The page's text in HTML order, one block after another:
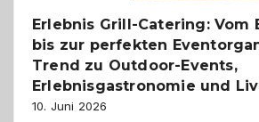
Erlebnis Grill-Catering: Vom
bis zur perfekten
Trend zu Outdoor-Events,
Erlebnisgastronomie und
10. Juni 2026